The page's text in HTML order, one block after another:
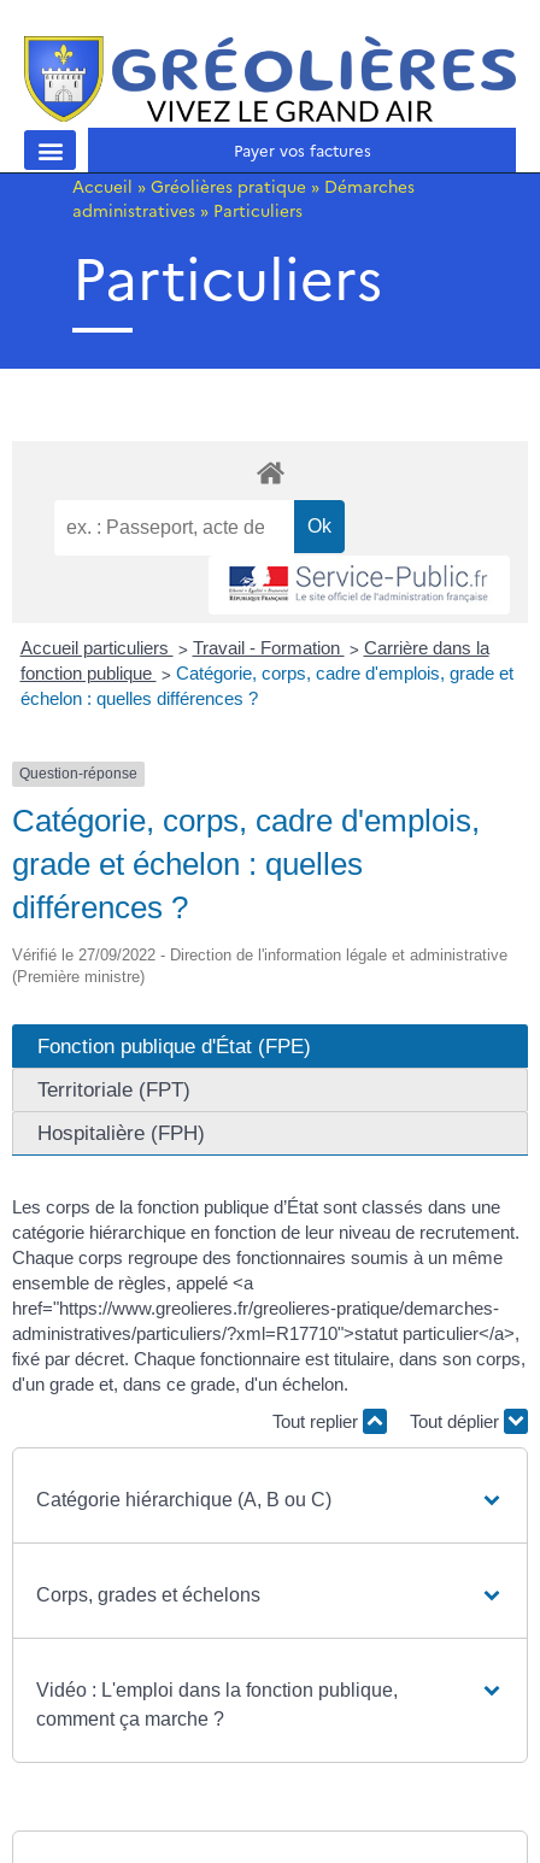
Payer vos factures
Accueil » Gréolières pratique » Démarches
administratives » Particuliers
Particuliers
Accueil particuliers > Travail - Formation > Carrière dans la
fonction publique > Catégorie, corps, cadre d'emplois, grade et
échelon : quelles différences ?
Question-réponse
Catégorie, corps, cadre d'emplois,
grade et échelon : quelles
différences ?
Vérifié le 27/09/2022 - Direction de l'information légale et administrative
(Première ministre)
Fonction publique d'État (FPE)
Territoriale (FPT)
Hospitalière (FPH)
Les corps de la fonction publique d’État sont classés dans une
catégorie hiérarchique en fonction de leur niveau de recrutement.
Chaque corps regroupe des fonctionnaires soumis à un même
ensemble de règles, appelé <a
href="https://www.greolieres.fr/greolieres-pratique/demarches-
administratives/particuliers/?xml=R17710">statut particulier</a>,
fixé par décret. Chaque fonctionnaire est titulaire, dans son corps,
d'un grade et, dans ce grade, d'un échelon.
Tout replier
Tout déplier
Catégorie hiérarchique (A, B ou C)
Corps, grades et échelons
Vidéo : L'emploi dans la fonction publique,
comment ça marche ?